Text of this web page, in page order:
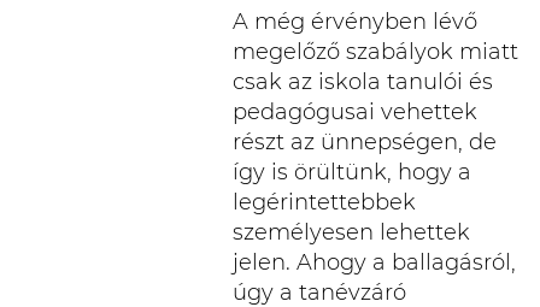
A még érvényben lévő
megelőző szabályok miatt
csak az iskola tanulói és
pedagógusai vehettek
részt az ünnepségen, de
így is örültünk, hogy a
legérintettebbek
személyesen lehettek
jelen. Ahogy a ballagásról,
úgy a tanévzáró